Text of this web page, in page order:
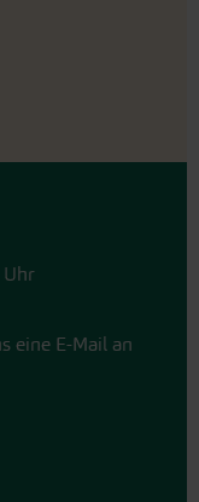
Uhr
eine E-Mail an